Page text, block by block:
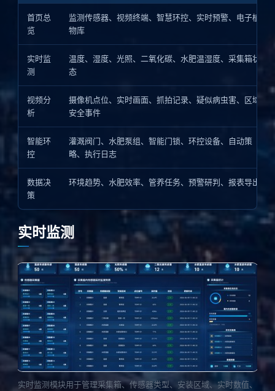
首页总
览
监测传感器、视频终端、智慧环控、实时预警、电子植
物库
实时监
测
温度、湿度、光照、二氧化碳、水肥温湿度、采集箱状
态
视频分
析
摄像机点位、实时画面、抓拍记录、疑似病虫害、区域
安全事件
智能环
控
灌溉阀门、水肥泵组、智能门锁、环控设备、自动策
略、执行日志
数据决
策
环境趋势、水肥效率、管养任务、预警研判、报表导出
实时监测
实时监测模块用于管理采集箱、传感器类型、安装区域、实时数值、